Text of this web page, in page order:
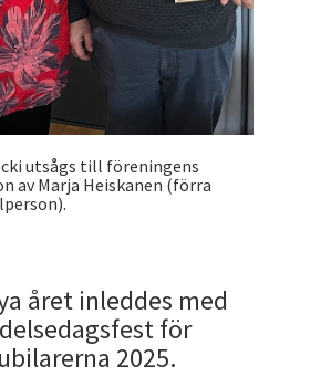
utsågs till föreningens
av Marja Heiskanen (förra
året inleddes med
för
2025.